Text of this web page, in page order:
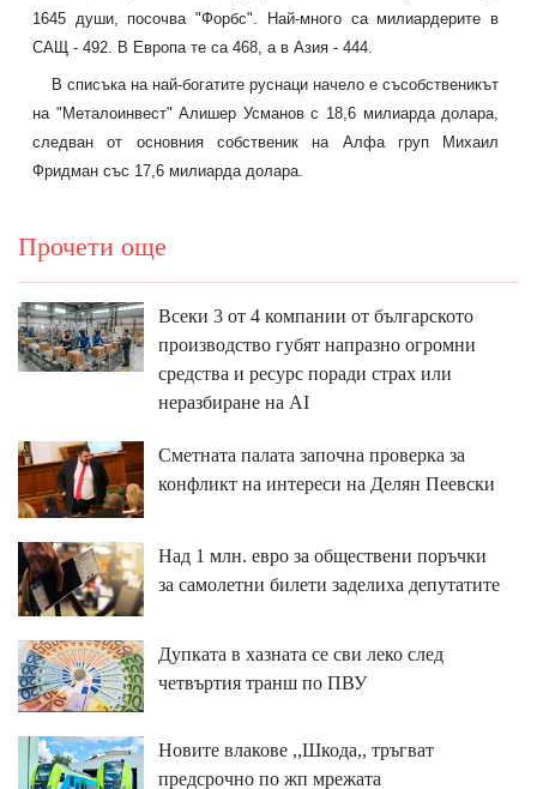
1645 души, посочва "Форбс". Най-много са милиардерите в
САЩ - 492. В Европа те са 468, а в Азия - 444.
В списъка на най-богатите руснаци начело е съсобственикът
на "Металоинвест" Алишер Усманов с 18,6 милиарда долара,
следван от основния собственик на Алфа груп Михаил
Фридман със 17,6 милиарда долара.
Прочети още
Всеки 3 от 4 компании от българското
производство губят напразно огромни
средства и ресурс поради страх или
неразбиране на AI
Сметната палата започна проверка за
конфликт на интереси на Делян Пеевски
Над 1 млн. евро за обществени поръчки
за самолетни билети заделиха депутатите
Дупката в хазната се сви леко след
четвъртия транш по ПВУ
Новите влакове ,,Шкода,, тръгват
предсрочно по жп мрежата